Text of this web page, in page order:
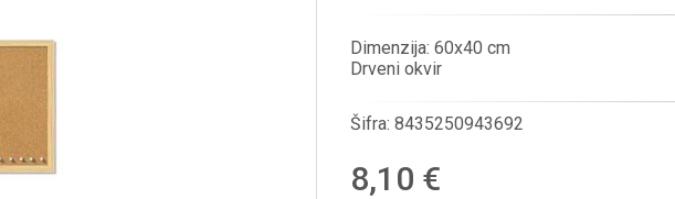
Dimenzija: 60x40 cm
Drveni okvir
Šifra: 8435250943692
8,10 €